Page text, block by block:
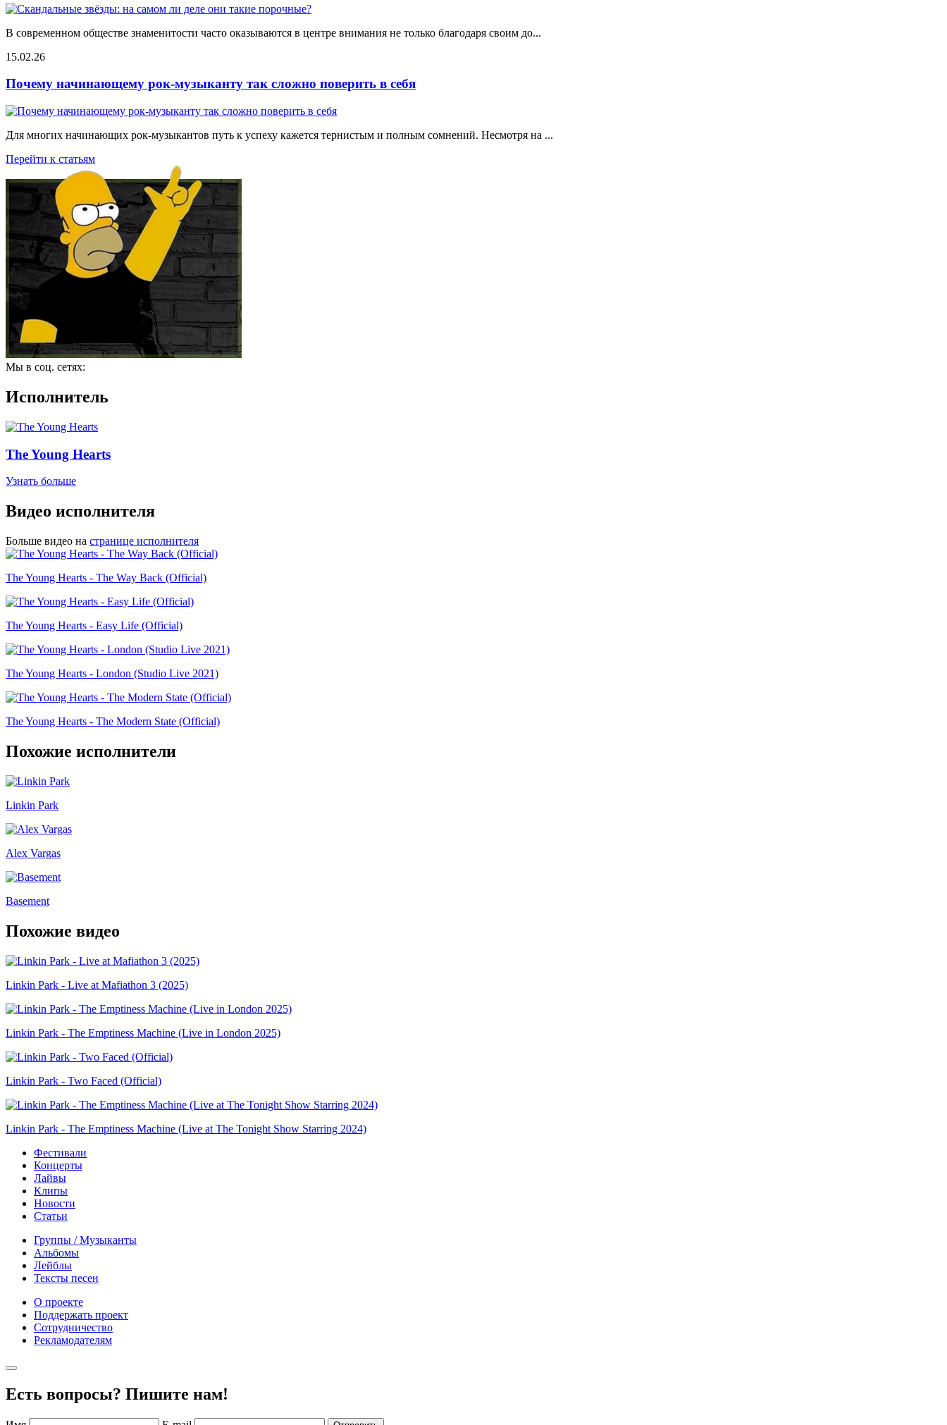
В современном обществе знаменитости часто оказываются в центре внимания не только благодаря своим до...
15.02.26
Почему начинающему рок-музыканту так сложно поверить в себя
Для многих начинающих рок-музыкантов путь к успеху кажется тернистым и полным сомнений. Несмотря на ...
Перейти к статьям
Мы в соц. сетях:
Исполнитель
The Young Hearts
Узнать больше
Видео исполнителя
Больше видео на странице исполнителя
The Young Hearts - The Way Back (Official)
The Young Hearts - Easy Life (Official)
The Young Hearts - London (Studio Live 2021)
The Young Hearts - The Modern State (Official)
Похожие исполнители
Linkin Park
Alex Vargas
Basement
Похожие видео
Linkin Park - Live at Mafiathon 3 (2025)
Linkin Park - The Emptiness Machine (Live in London 2025)
Linkin Park - Two Faced (Official)
Linkin Park - The Emptiness Machine (Live at The Tonight Show Starring 2024)
Фестивали
Концерты
Лайвы
Клипы
Новости
Статьи
Группы / Музыканты
Альбомы
Лейблы
Тексты песен
О проекте
Поддержать проект
Сотрудничество
Рекламодателям
Есть вопросы? Пишите нам!